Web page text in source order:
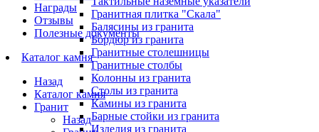
Гранитная плитка "Скала"
Балясины из гранита
Бордюр из гранита
Гранитные столешницы
Гранитные столбы
Колонны из гранита
Столы из гранита
Камины из гранита
Барные стойки из гранита
Изделия из гранита
Награды
Отзывы
Полезные документы
Каталог камня
Назад
Каталог камня
Гранит
Назад